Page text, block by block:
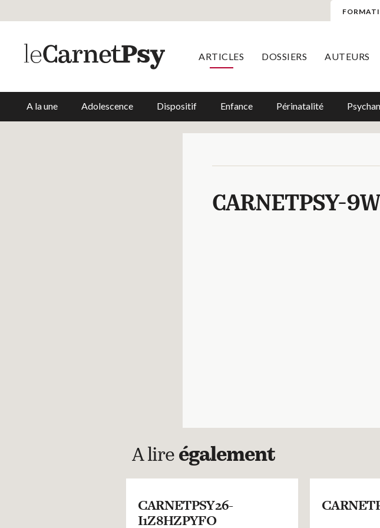
ARTICLES DOSSIERS AUTEURS
A la une Adolescence Dispositif Enfance Périnatalité
CARNETPSY-9W
A lire également
CARNETPSY26-
I1Z8HZPYFO